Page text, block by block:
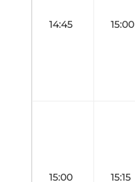
14:45 15:00
15:00 15:15